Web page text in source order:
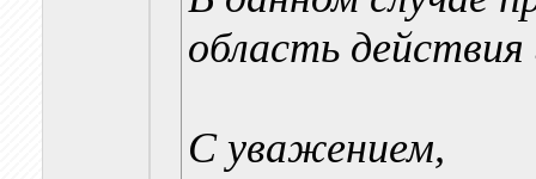
область
С уважением,